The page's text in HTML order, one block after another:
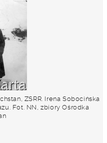
ZSRR. Irena Sobocińska
Fot. NN, zbiory Ośrodka